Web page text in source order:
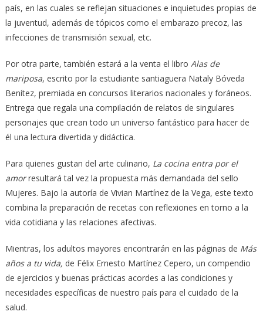
país, en las cuales se reflejan situaciones e inquietudes propias de
la juventud, además de tópicos como el embarazo precoz, las
infecciones de transmisión sexual, etc.
Por otra parte, también estará a la venta el libro Alas de
mariposa, escrito por la estudiante santiaguera Nataly Bóveda
Benítez, premiada en concursos literarios nacionales y foráneos.
Entrega que regala una compilación de relatos de singulares
personajes que crean todo un universo fantástico para hacer de
él una lectura divertida y didáctica.
Para quienes gustan del arte culinario, La cocina entra por el
amorresultará tal vez la propuesta más demandada del sello
Mujeres. Bajo la autoría de Vivian Martínez de la Vega, este texto
combina la preparación de recetas con reflexiones en torno a la
vida cotidiana y las relaciones afectivas.
Mientras, los adultos mayores encontrarán en las páginas de Más
años a tu vida, de Félix Ernesto Martínez Cepero, un compendio
de ejercicios y buenas prácticas acordes a las condiciones y
necesidades específicas de nuestro país para el cuidado de la
salud.